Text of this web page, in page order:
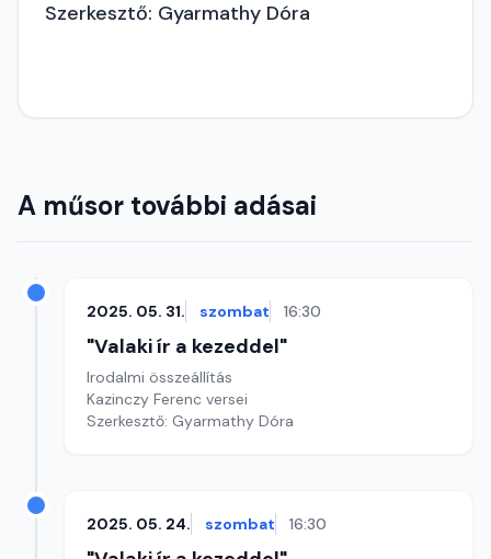
Szerkesztő: Gyarmathy Dóra
A műsor további adásai
2025. 05. 31. szombat 16:30
"Valaki ír a kezeddel"
Irodalmi összeállítás
Kazinczy Ferenc versei
Szerkesztő: Gyarmathy Dóra
2025. 05. 24. szombat 16:30